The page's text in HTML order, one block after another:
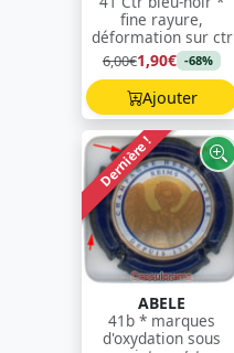
fine rayure,
déformation sur ctr
6,00€1,90€ -68%
Ajouter
Dernière !
ABELE
41b * marques
d'oxydation sous